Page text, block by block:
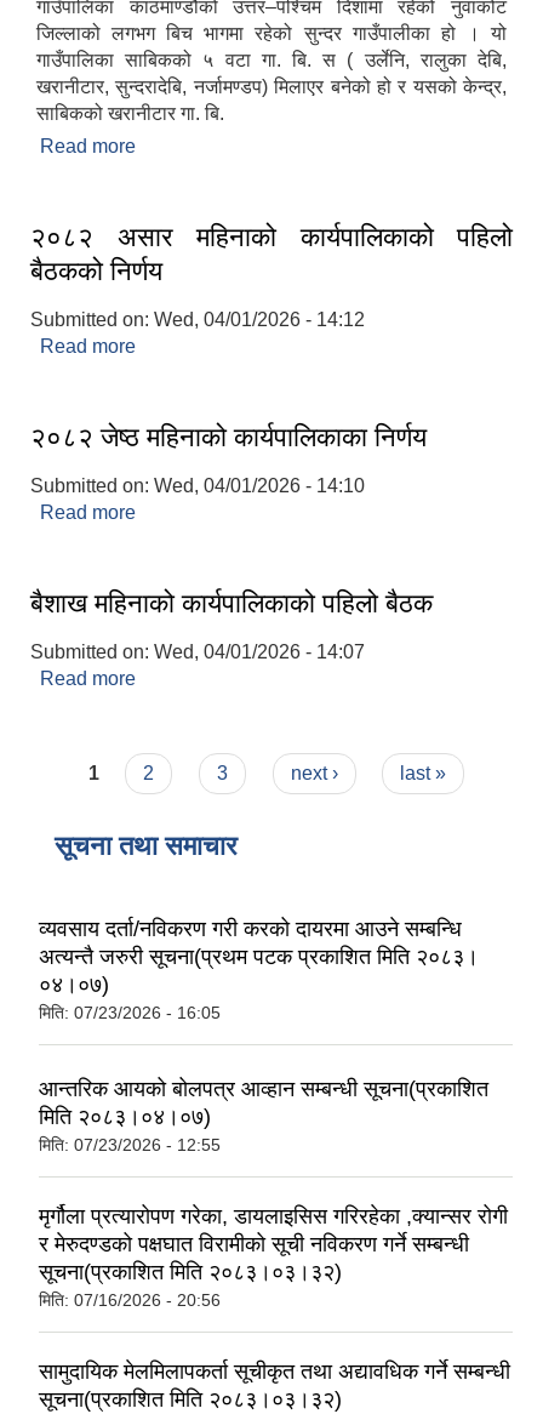
गाउँपालिका काठमाण्डौको उत्तर–पश्चिम दिशामा रहेको नुवाकोट
जिल्लाको लगभग बिच भागमा रहेको सुन्दर गाउँपालीका हो । यो
गाउँपालिका साबिकको ५ वटा गा. बि. स ( उर्लेनि, रालुका देबि,
खरानीटार, सुन्दरादेबि, नर्जामण्डप) मिलाएर बनेको हो र यसको केन्द्र,
साबिकको खरानीटार गा. बि.
Read more
२०८२ असार महिनाको कार्यपालिकाको पहिलो
बैठकको निर्णय
Submitted on: Wed, 04/01/2026 - 14:12
Read more
२०८२ जेष्ठ महिनाको कार्यपालिकाका निर्णय
Submitted on: Wed, 04/01/2026 - 14:10
Read more
बैशाख महिनाको कार्यपालिकाको पहिलो बैठक
Submitted on: Wed, 04/01/2026 - 14:07
Read more
Pages
1 2 3 next › last »
सूचना तथा समाचार
व्यवसाय दर्ता/नविकरण गरी करको दायरमा आउने सम्बन्धि
अत्यन्तै जरुरी सूचना(प्रथम पटक प्रकाशित मिति २०८३।
०४।०७)
मिति: 07/23/2026 - 16:05
आन्तरिक आयको बोलपत्र आव्हान सम्बन्धी सूचना(प्रकाशित
मिति २०८३।०४।०७)
मिति: 07/23/2026 - 12:55
मृर्गौला प्रत्यारोपण गरेका, डायलाइसिस गरिरहेका ,क्यान्सर रोगी
र मेरुदण्डको पक्षघात विरामीको सूची नविकरण गर्ने सम्बन्धी
सूचना(प्रकाशित मिति २०८३।०३।३२)
मिति: 07/16/2026 - 20:56
सामुदायिक मेलमिलापकर्ता सूचीकृत तथा अद्यावधिक गर्ने सम्बन्धी
सूचना(प्रकाशित मिति २०८३।०३।३२)